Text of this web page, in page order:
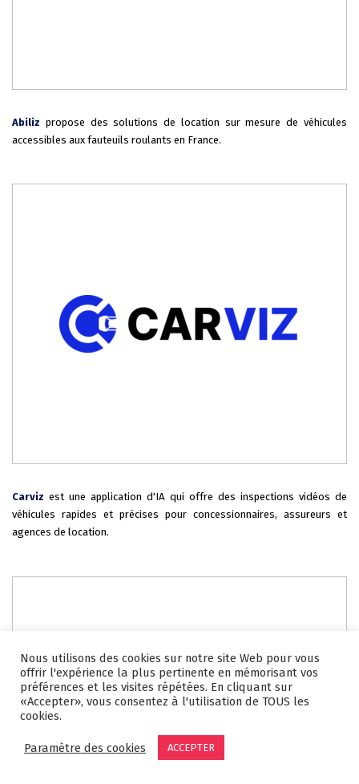
Abiliz propose des solutions de location sur mesure de véhicules
accessibles aux fauteuils roulants en France.
Carviz est une application d'IA qui offre des inspections vidéos de
véhicules rapides et précises pour concessionnaires, assureurs et
agences de location.
Nous utilisons des cookies sur notre site Web pour vous
offrir l'expérience la plus pertinente en mémorisant vos
préférences et les visites répétées. En cliquant sur
«Accepter», vous consentez à l'utilisation de TOUS les
cookies.
Paramètre des cookies ACCEPTER